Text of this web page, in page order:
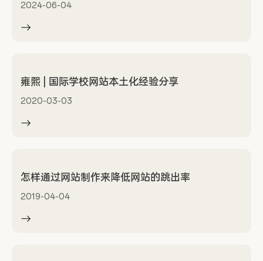
2024-06-04
雍熙 | 国际学校网站本土化经验分享
2020-03-03
怎样通过网站制作来降低网站的跳出率
2019-04-04